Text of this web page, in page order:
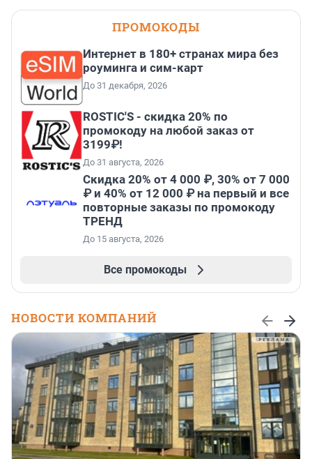
ПРОМОКОДЫ
Интернет в 180+ странах мира без
роуминга и сим-карт
До 31 декабря, 2026
ROSTIC'S - скидка 20% по
промокоду на любой заказ от
3199₽!
До 31 августа, 2026
Скидка 20% от 4 000 ₽, 30% от 7 000
₽ и 40% от 12 000 ₽ на первый и все
повторные заказы по промокоду
ТРЕНД
До 15 августа, 2026
Все промокоды
НОВОСТИ КОМПАНИЙ